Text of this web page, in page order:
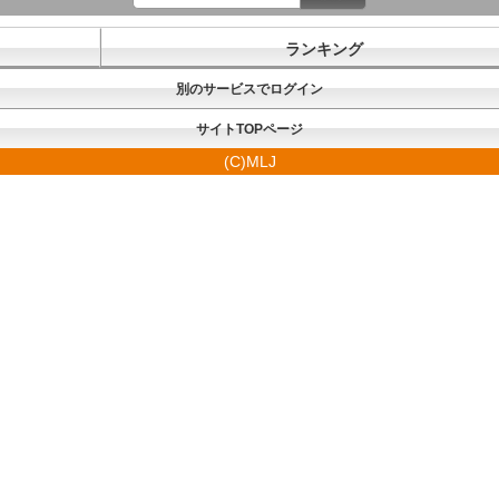
ランキング
別のサービスでログイン
サイトTOPページ
(C)MLJ